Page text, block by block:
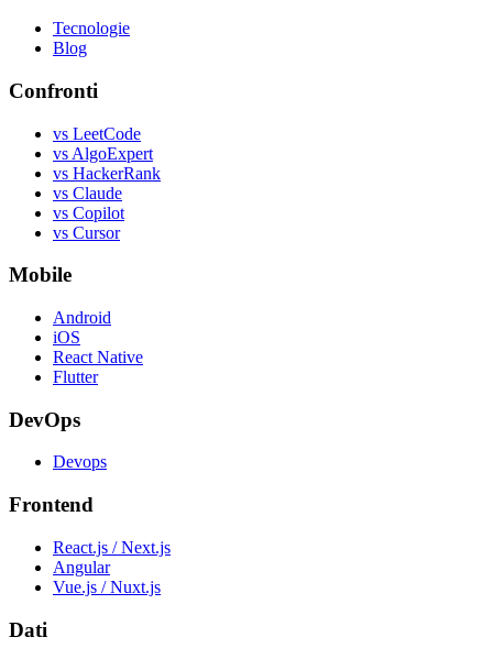
Tecnologie
Blog
Confronti
vs LeetCode
vs AlgoExpert
vs HackerRank
vs Claude
vs Copilot
vs Cursor
Mobile
Android
iOS
React Native
Flutter
DevOps
Devops
Frontend
React.js / Next.js
Angular
Vue.js / Nuxt.js
Dati